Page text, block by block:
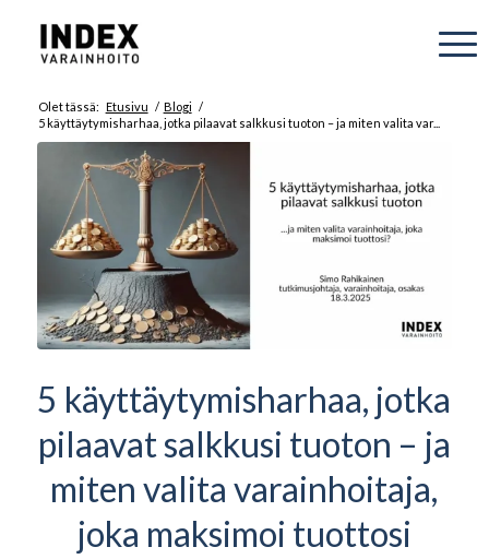
Olet tässä: Etusivu / Blogi /
5 käyttäytymisharhaa, jotka pilaavat salkkusi tuoton – ja miten valita var...
5 käyttäytymisharhaa, jotka
pilaavat salkkusi tuoton – ja
miten valita varainhoitaja,
joka maksimoi tuottosi